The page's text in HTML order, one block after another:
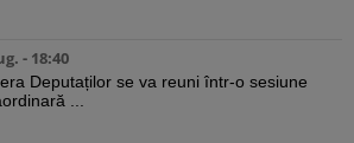
- 18:40
Deputaților se va reuni într-o sesiune
...